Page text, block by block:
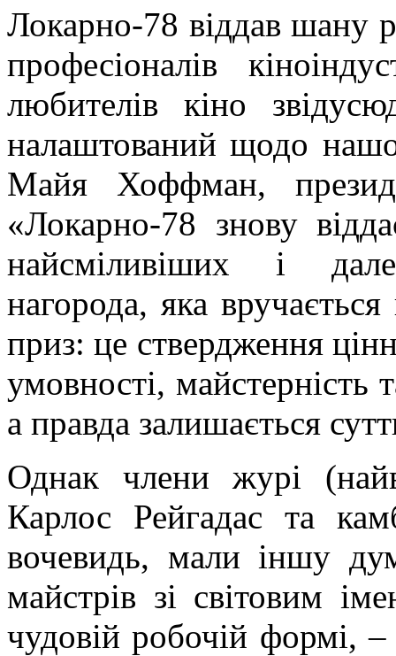
Локарно-78 віддав шану
професіоналів
любителів кіно
налаштований щодо
Майя Хоффман,
«Локарно-78 знову
найсміливіших і
нагорода, яка
приз: це ствердження
умовності, майстерність
а правда залишається
Однак члени журі
Карлос Рейгадас та
вочевидь, мали іншу
майстрів зі світовим
чудовій робочій формі,